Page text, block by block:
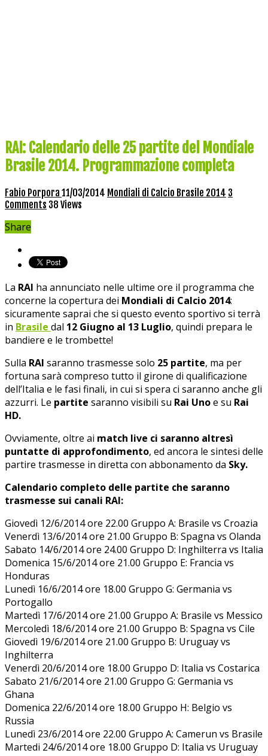
RAI: Calendario delle 25 partite del Mondiale
Brasile 2014. Programmazione completa
Fabio Porpora 11/03/2014 Mondiali di Calcio Brasile 2014 3
Comments 38 Views
Share
La RAI ha annunciato nelle ultime ore il programma che
concerne la copertura dei Mondiali di Calcio 2014:
sicuramente saprai che si questo evento sportivo si terrà
in Brasile dal 12 Giugno al 13 Luglio, quindi prepara le
bandiere e le trombette!
Sulla RAI saranno trasmesse solo 25 partite, ma per
fortuna sarà compreso tutto il girone di qualificazione
dell’Italia e le fasi finali, in cui si spera ci saranno anche gli
azzurri. Le partite saranno visibili su Rai Unoe su Rai
HD.
Ovviamente, oltre ai match live ci saranno altresì
puntatte di approfondimento, ed ancora le sintesi delle
partire trasmesse in diretta con abbonamento da Sky.
Calendario completo delle partite che saranno
trasmesse sui canali RAI:
Giovedì 12/6/2014 ore 22.00 Gruppo A: Brasile vs Croazia
Venerdì 13/6/2014 ore 21.00 Gruppo B: Spagna vs Olanda
Sabato 14/6/2014 ore 24.00 Gruppo D: Inghilterra vs Italia
Domenica 15/6/2014 ore 21.00 Gruppo E: Francia vs
Honduras
Lunedì 16/6/2014 ore 18.00 Gruppo G: Germania vs
Portogallo
Martedì 17/6/2014 ore 21.00 Gruppo A: Brasile vs Messico
Mercoledì 18/6/2014 ore 21.00 Gruppo B: Spagna vs Cile
Giovedì 19/6/2014 ore 21.00 Gruppo B: Uruguay vs
Inghilterra
Venerdì 20/6/2014 ore 18.00 Gruppo D: Italia vs Costarica
Sabato 21/6/2014 ore 21.00 Gruppo G: Germania vs
Ghana
Domenica 22/6/2014 ore 18.00 Gruppo H: Belgio vs
Russia
Lunedì 23/6/2014 ore 22.00 Gruppo A: Camerun vs Brasile
Martedi 24/6/2014 ore 18.00 Gruppo D: Italia vs Uruguay